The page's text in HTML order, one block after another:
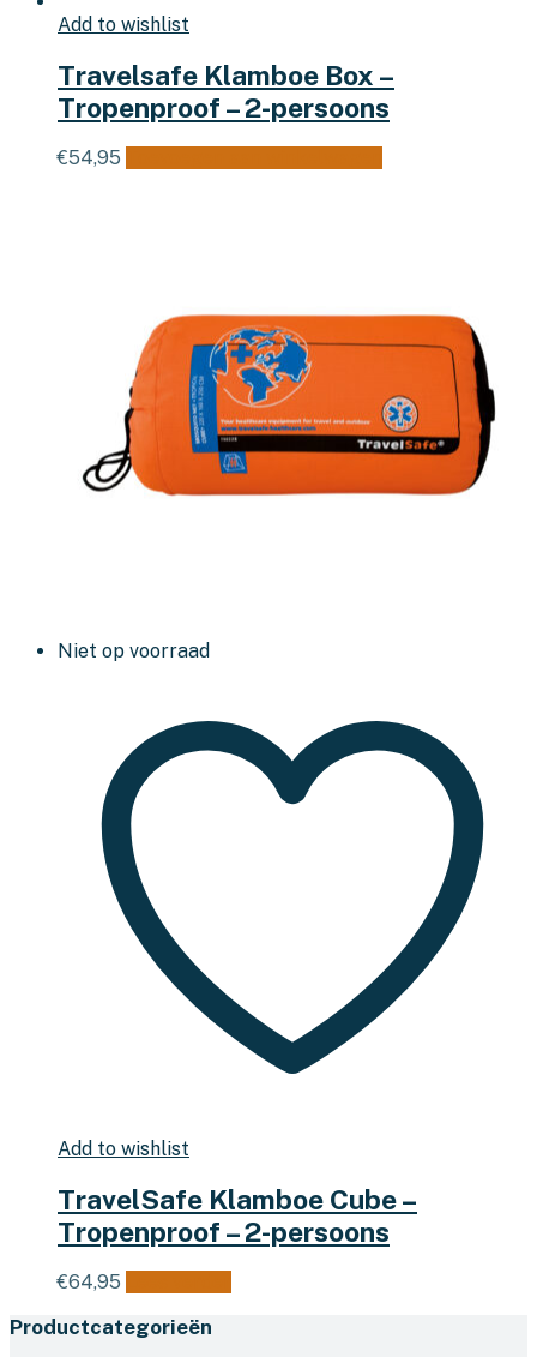
Add to wishlist
Travelsafe Klamboe Box –
Tropenproof – 2-persoons
€54,95
Niet op voorraad
Add to wishlist
TravelSafe Klamboe Cube –
Tropenproof – 2-persoons
€64,95
Productcategorieën